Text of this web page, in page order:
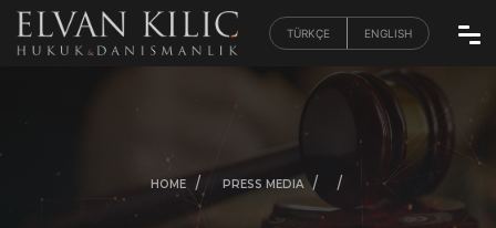
TÜRKÇE ENGLISH
HOME / PRESS MEDIA / /